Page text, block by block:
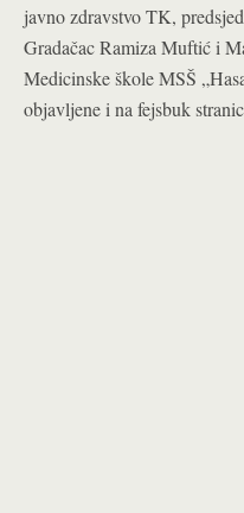
javno zdravstvo TK,
Gradačac Ramiza Muftić i
Medicinske škole MSŠ
objavljene i na fejsbuk